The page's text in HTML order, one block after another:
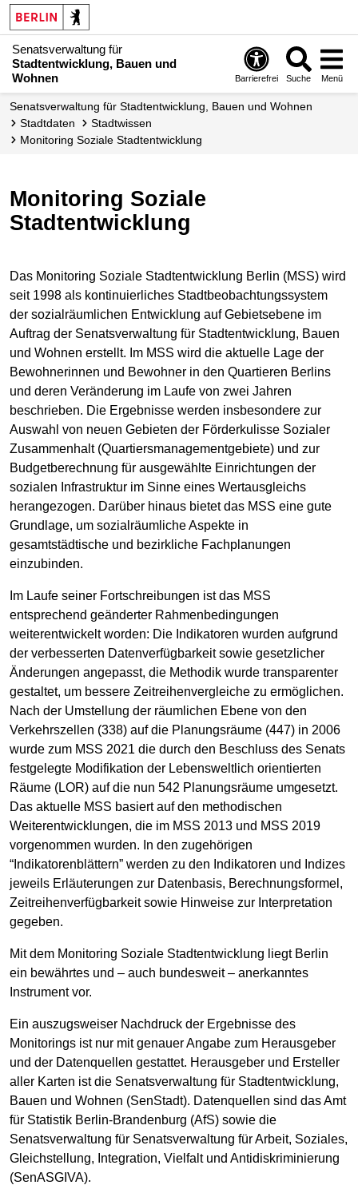
Senatsverwaltung für
Stadtentwicklung, Bauen und
Wohnen
Barrierefrei Suche Menü
Senats­verwaltung für Stadtentwicklung, Bauen und Wohnen
Stadtdaten
Stadtwissen
Monitoring Soziale Stadtentwicklung
Monitoring Soziale
Stadtentwicklung
Das Monitoring Soziale Stadtentwicklung Berlin (MSS) wird
seit 1998 als kontinuierliches Stadtbeobachtungssystem
der sozialräumlichen Entwicklung auf Gebietsebene im
Auftrag der Senatsverwaltung für Stadtentwicklung, Bauen
und Wohnen erstellt. Im MSS wird die aktuelle Lage der
Bewohnerinnen und Bewohner in den Quartieren Berlins
und deren Veränderung im Laufe von zwei Jahren
beschrieben. Die Ergebnisse werden insbesondere zur
Auswahl von neuen Gebieten der Förderkulisse Sozialer
Zusammenhalt (Quartiersmanagementgebiete) und zur
Budgetberechnung für ausgewählte Einrichtungen der
sozialen Infrastruktur im Sinne eines Wertausgleichs
herangezogen. Darüber hinaus bietet das MSS eine gute
Grundlage, um sozialräumliche Aspekte in
gesamtstädtische und bezirkliche Fachplanungen
einzubinden.
Im Laufe seiner Fortschreibungen ist das MSS
entsprechend geänderter Rahmenbedingungen
weiterentwickelt worden: Die Indikatoren wurden aufgrund
der verbesserten Datenverfügbarkeit sowie gesetzlicher
Änderungen angepasst, die Methodik wurde transparenter
gestaltet, um bessere Zeitreihenvergleiche zu ermöglichen.
Nach der Umstellung der räumlichen Ebene von den
Verkehrszellen (338) auf die Planungsräume (447) in 2006
wurde zum MSS 2021 die durch den Beschluss des Senats
festgelegte Modifikation der Lebensweltlich orientierten
Räume (LOR) auf die nun 542 Planungsräume umgesetzt.
Das aktuelle MSS basiert auf den methodischen
Weiterentwicklungen, die im MSS 2013 und MSS 2019
vorgenommen wurden. In den zugehörigen
“Indikatorenblättern” werden zu den Indikatoren und Indizes
jeweils Erläuterungen zur Datenbasis, Berechnungsformel,
Zeitreihenverfügbarkeit sowie Hinweise zur Interpretation
gegeben.
Mit dem Monitoring Soziale Stadtentwicklung liegt Berlin
ein bewährtes und – auch bundesweit – anerkanntes
Instrument vor.
Ein auszugsweiser Nachdruck der Ergebnisse des
Monitorings ist nur mit genauer Angabe zum Herausgeber
und der Datenquellen gestattet. Herausgeber und Ersteller
aller Karten ist die Senatsverwaltung für Stadtentwicklung,
Bauen und Wohnen (SenStadt). Datenquellen sind das Amt
für Statistik Berlin-Brandenburg (AfS) sowie die
Senatsverwaltung für Senatsverwaltung für Arbeit, Soziales,
Gleichstellung, Integration, Vielfalt und Antidiskriminierung
(SenASGIVA).